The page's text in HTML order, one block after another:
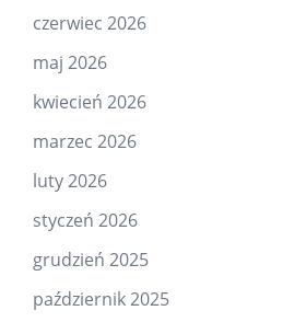
czerwiec 2026
maj 2026
kwiecień 2026
marzec 2026
luty 2026
styczeń 2026
grudzień 2025
październik 2025